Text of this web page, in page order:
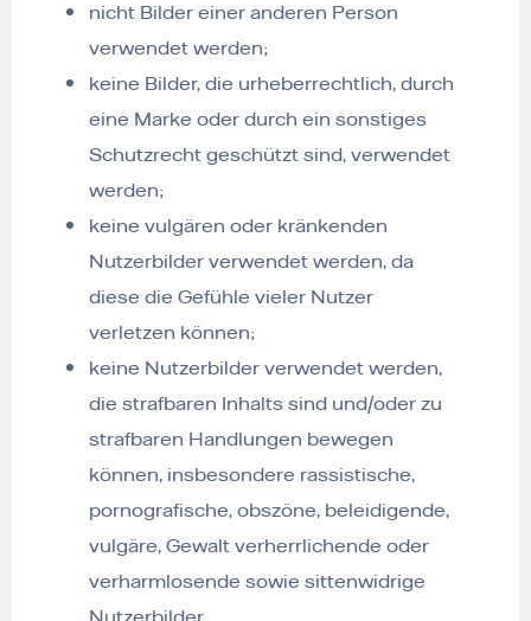
nicht Bilder einer anderen Person
verwendet werden;
keine Bilder, die urheberrechtlich, durch
eine Marke oder durch ein sonstiges
Schutzrecht geschützt sind, verwendet
werden;
keine vulgären oder kränkenden
Nutzerbilder verwendet werden, da
diese die Gefühle vieler Nutzer
verletzen können;
keine Nutzerbilder verwendet werden,
die strafbaren Inhalts sind und/oder zu
strafbaren Handlungen bewegen
können, insbesondere rassistische,
pornografische, obszöne, beleidigende,
vulgäre, Gewalt verherrlichende oder
verharmlosende sowie sittenwidrige
Nutzerbilder.